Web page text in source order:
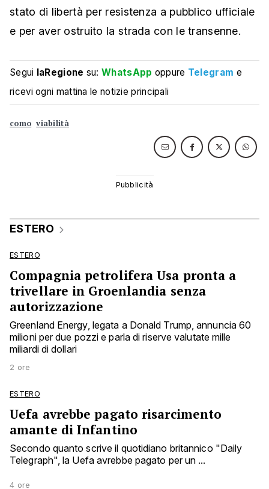
stato di libertà per resistenza a pubblico ufficiale
e per aver ostruito la strada con le transenne.
Segui laRegione su:WhatsApp oppure Telegram e
ricevi ogni mattina le notizie principali
como viabilità
ESTERO
ESTERO
Compagnia petrolifera Usa pronta a
trivellare in Groenlandia senza
autorizzazione
Greenland Energy, legata a Donald Trump, annuncia 60
milioni per due pozzi e parla di riserve valutate mille
miliardi di dollari
2 ore
ESTERO
Uefa avrebbe pagato risarcimento
amante di Infantino
Secondo quanto scrive il quotidiano britannico "Daily
Telegraph", la Uefa avrebbe pagato per un ...
4 ore